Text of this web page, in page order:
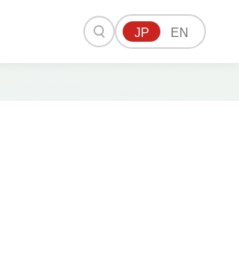
JP
EN